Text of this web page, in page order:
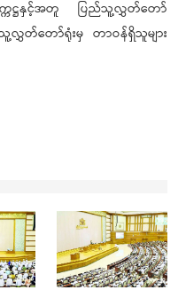
ကဋ္ဌနှင့်အတူ ပြည်သူ့လွှတ်တော်
သူ့လွှတ်တော်ရုံးမှ တာဝန်ရှိသူများ